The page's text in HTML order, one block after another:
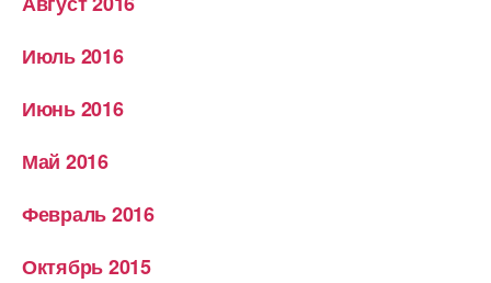
Июль 2016
Июнь 2016
Май 2016
Февраль 2016
Октябрь 2015